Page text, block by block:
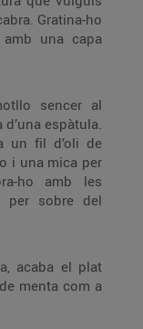
una capa
sencer al
un fil d’oli de
amb les
per sobre del
acaba el plat